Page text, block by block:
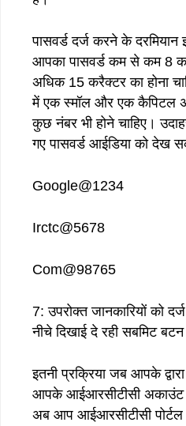
पासवर्ड दर्ज करने के
आपका पासवर्ड कम से कम 8
अधिक 15 करैक्टर का होना
में एक स्मॉल और एक कैपिटल
कुछ नंबर भी होने चाहिए।
गए पासवर्ड आईडिया को देख
Google@1234
Irctc@5678
Com@98765
7: उपरोक्त जानकारियों को
नीचे दिखाई दे रही सबमिट
इतनी प्रक्रिया जब आपके
आपके आईआरसीटीसी अकाउंट
अब आप आईआरसीटीसी